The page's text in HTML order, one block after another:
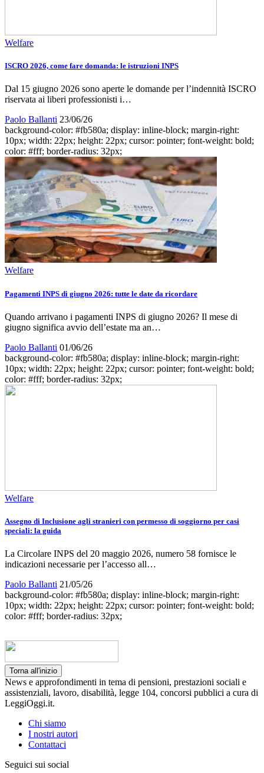
Welfare
ISCRO 2026, come fare domanda: le istruzioni INPS
Dal 15 giugno 2026 sono aperte le domande per l’indennità ISCRO
riservata ai liberi professionisti i…
Paolo Ballanti 23/06/26
background-color: #fb580a; display: inline-block; margin-right:
10px; width: 22px; height: 22px; cursor: pointer; font-weight: bold;
color: #fff; border-radius: 32px;
Welfare
Pagamenti INPS di giugno 2026: tutte le date da ricordare
Quando arrivano i pagamenti INPS di giugno 2026? Il mese di
giugno significa avvio dell’estate ma an…
Paolo Ballanti 01/06/26
background-color: #fb580a; display: inline-block; margin-right:
10px; width: 22px; height: 22px; cursor: pointer; font-weight: bold;
color: #fff; border-radius: 32px;
Welfare
Assegno di Inclusione agli stranieri con permesso di soggiorno per casi
speciali: la guida
La Circolare INPS del 20 maggio 2026, numero 58 fornisce le
indicazioni necessarie per l’accesso all…
Paolo Ballanti 21/05/26
background-color: #fb580a; display: inline-block; margin-right:
10px; width: 22px; height: 22px; cursor: pointer; font-weight: bold;
color: #fff; border-radius: 32px;
Torna all'inizio
News e approfondimenti in tema di pensioni, prestazioni sociali e
assistenziali, lavoro, disabilità, legge 104, concorsi pubblici a cura di
LeggiOggi.it.
Chi siamo
I nostri autori
Contattaci
Seguici sui social